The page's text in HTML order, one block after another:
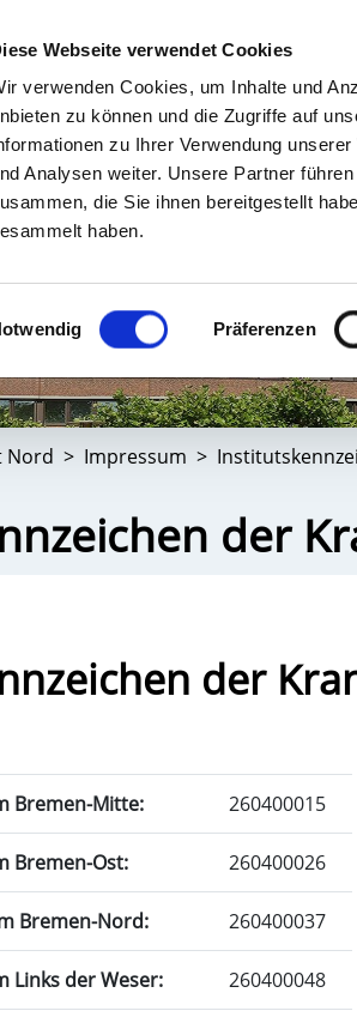
Webseite verwendet Cookies
verwenden Cookies, um Inhalte und
zu können und die Zugriffe auf
zu Ihrer Verwendung
Analysen weiter. Unsere Partner
die Sie ihnen bereitgestellt
haben.
Präferenzen
PATIENT &
Nord Impressum
der
der
Bremen-Mitte: 260400015
Bremen-Ost: 260400026
Bremen-Nord: 260400037
Links der Weser: 260400048